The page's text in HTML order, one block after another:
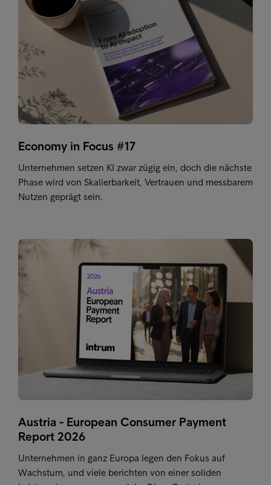
Economy in Focus #17
Unternehmen setzen KI zwar zügig ein, doch die nächste
Phase wird von Skalierbarkeit, Vertrauen und messbarem
Nutzen geprägt sein.
Austria - European Consumer Payment
Report 2026
Unternehmen in ganz Europa legen den Fokus auf
Wachstum, und viele berichten von einer soliden